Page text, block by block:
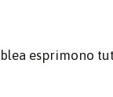
esprimono